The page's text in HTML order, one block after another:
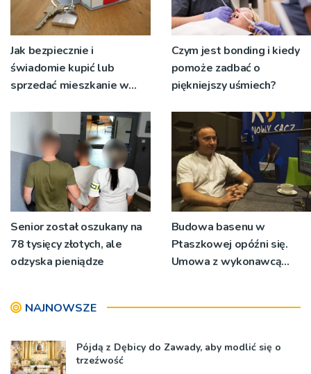
Jak bezpiecznie i
świadomie kupić lub
sprzedać mieszkanie w
Czym jest bonding i kiedy
pomoże zadbać o
piękniejszy uśmiech?
Senior został oszukany na
78 tysięcy złotych, ale
odzyska pieniądze
Budowa basenu w
Ptaszkowej opóźni się.
Umowa z wykonawcą
NAJNOWSZE
Pójdą z Dębicy do Zawady, aby modlić się o
trzeźwość